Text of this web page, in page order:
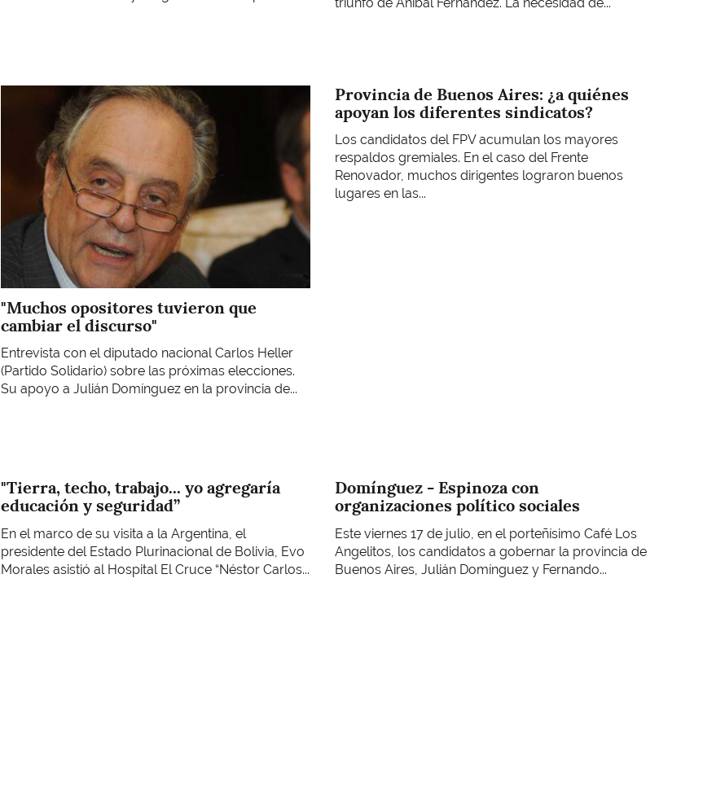
triunfo de Aníbal Fernández. La necesidad de...
"Muchos opositores tuvieron que
cambiar el discurso"
Entrevista con el diputado nacional Carlos Heller
(Partido Solidario) sobre las próximas elecciones.
Su apoyo a Julián Domínguez en la provincia de...
Provincia de Buenos Aires: ¿a quiénes
apoyan los diferentes sindicatos?
Los candidatos del FPV acumulan los mayores
respaldos gremiales. En el caso del Frente
Renovador, muchos dirigentes lograron buenos
lugares en las...
"Tierra, techo, trabajo... yo agregaría
educación y seguridad”
En el marco de su visita a la Argentina, el
presidente del Estado Plurinacional de Bolivia, Evo
Morales asistió al Hospital El Cruce “Néstor Carlos...
Domínguez - Espinoza con
organizaciones político sociales
Este viernes 17 de julio, en el porteñísimo Café Los
Angelitos, los candidatos a gobernar la provincia de
Buenos Aires, Julián Domínguez y Fernando...